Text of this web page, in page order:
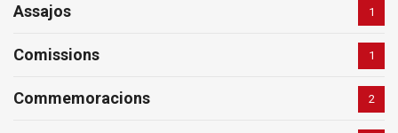
Assajos 1
Comissions 1
Commemoracions 2